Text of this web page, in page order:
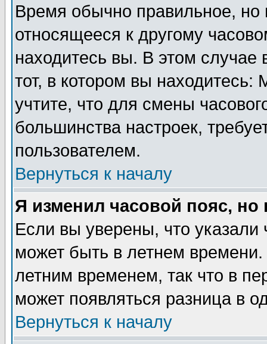
Время обычно правильное,
относящееся к другому
находитесь вы. В этом
тот, в котором вы
учтите, что для смены
большинства настроек,
пользователем.
Вернуться к началу
Я изменил часовой пояс,
Если вы уверены, что указали
может быть в летнем
летним временем, так что в
может появляться разница в
Вернуться к началу